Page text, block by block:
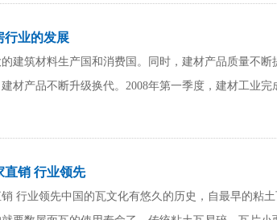
行业的发展
建筑材料生产国和消费国。同时，建材产品质量不
材产品不断升级换代。2008年第一季度，建材工业完
直销 行业领先
行业领先中国的瓦文化有悠久的历史，自最早的粘